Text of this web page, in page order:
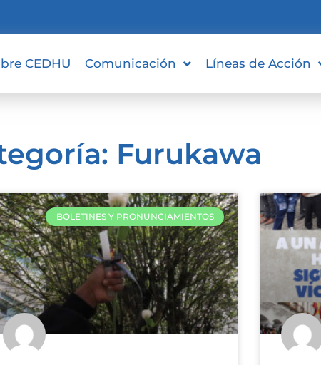
CEDHU Comunicación Líneas de Acción
Furukawa
BOLETINES Y PRONUNCIAMIENTOS